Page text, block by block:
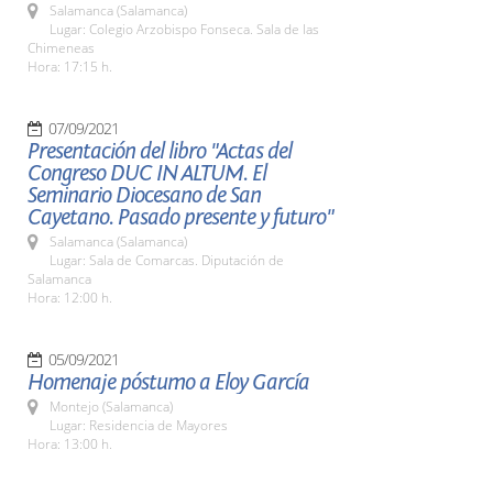
Salamanca (Salamanca)
Lugar: Colegio Arzobispo Fonseca. Sala de las
Chimeneas
Hora: 17:15 h.
07/09/2021
Presentación del libro "Actas del
Congreso DUC IN ALTUM. El
Seminario Diocesano de San
Cayetano. Pasado presente y futuro"
Salamanca (Salamanca)
Lugar: Sala de Comarcas. Diputación de
Salamanca
Hora: 12:00 h.
05/09/2021
Homenaje póstumo a Eloy García
Montejo (Salamanca)
Lugar: Residencia de Mayores
Hora: 13:00 h.